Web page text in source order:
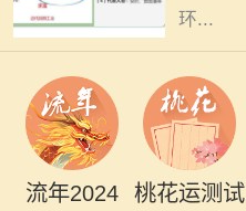
环...
流年2024 桃花运测试